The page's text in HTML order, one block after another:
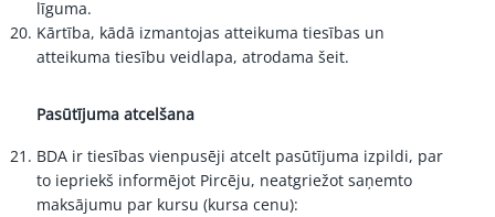
līguma.
Kārtība, kādā izmantojas atteikuma tiesības un
atteikuma tiesību veidlapa, atrodama šeit.
Pasūtījuma atcelšana
BDA ir tiesības vienpusēji atcelt pasūtījuma izpildi, par
to iepriekš informējot Pircēju, neatgriežot saņemto
maksājumu par kursu (kursa cenu):